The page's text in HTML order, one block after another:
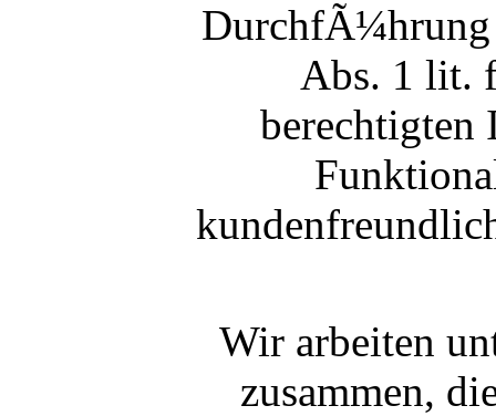
DurchfÃ¼hrung
Abs. 1 lit.
berechtigten
Wir arbeiten
zusammen,